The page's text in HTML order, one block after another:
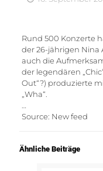
Rund 500 Konzerte
der 26-jährigen Nina
auch die
der legendären
Out“?) produzierte
„Wha“.
Source: New feed
Ähnliche Beiträge